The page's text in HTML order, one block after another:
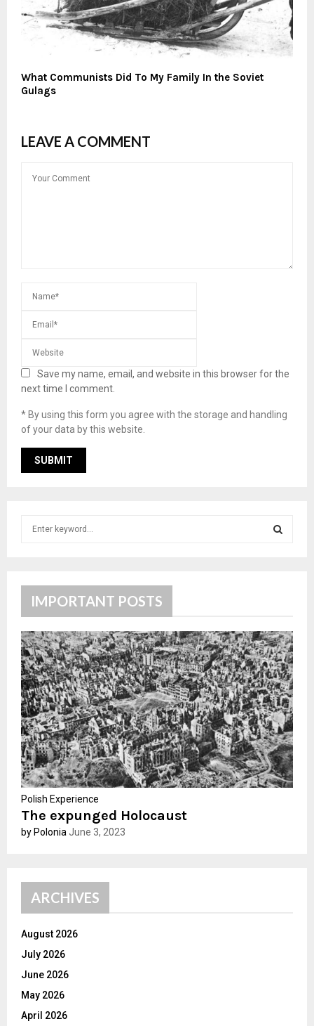
What Communists Did To My Family In the Soviet
Gulags
LEAVE A COMMENT
Save my name, email, and website in this browser for the
next time I comment.
* By using this form you agree with the storage and handling
of your data by this website.
r
:
R
C
H
IMPORTANT POSTS
Polish Experience
The expunged Holocaust
by PoloniaJune 3, 2023
ARCHIVES
August 2026
July 2026
June 2026
May 2026
April 2026